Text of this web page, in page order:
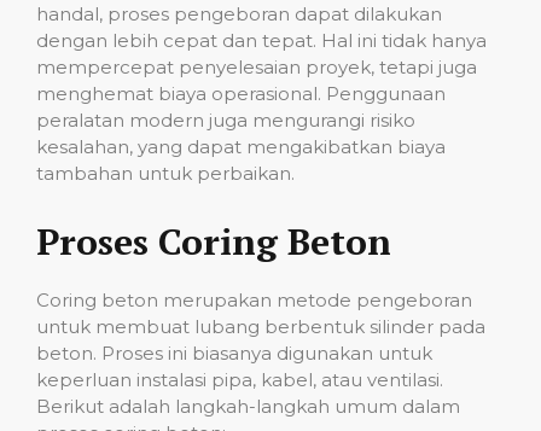
handal, proses pengeboran dapat dilakukan
dengan lebih cepat dan tepat. Hal ini tidak hanya
mempercepat penyelesaian proyek, tetapi juga
menghemat biaya operasional. Penggunaan
peralatan modern juga mengurangi risiko
kesalahan, yang dapat mengakibatkan biaya
tambahan untuk perbaikan.
Proses Coring Beton
Coring beton merupakan metode pengeboran
untuk membuat lubang berbentuk silinder pada
beton. Proses ini biasanya digunakan untuk
keperluan instalasi pipa, kabel, atau ventilasi.
Berikut adalah langkah-langkah umum dalam